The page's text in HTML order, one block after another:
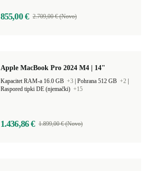
855,00 € 2.709,00 € (Novo)
Apple MacBook Pro 2024 M4 | 14"
Kapacitet RAM-a 16.0 GB +3 Pohrana 512 GB +2
Raspored tipki DE (njemački) +15
1.436,86 € 1.899,00 € (Novo)